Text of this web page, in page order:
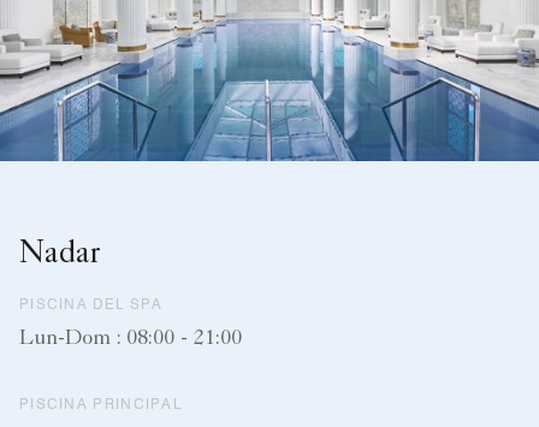
Nadar
PISCINA DEL SPA
Lun-Dom : 08:00 - 21:00
PISCINA PRINCIPAL